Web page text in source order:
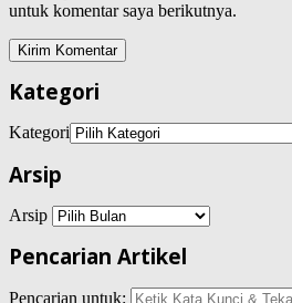
untuk komentar saya berikutnya.
Kategori
Kategori
Arsip
Arsip
Pencarian Artikel
Pencarian untuk: